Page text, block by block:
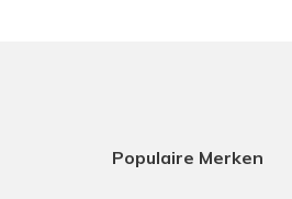
Populaire Merken